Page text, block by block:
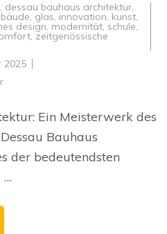
, dessau bauhaus architektur,
, glas, innovation, kunst,
design, modernität, schule,
, zeitgenössische
2025
zu
der
Dessau
Architektur:
Meisterwerk
Moderne
Ein Meisterwerk des
Bauhaus
der bedeutendsten
…